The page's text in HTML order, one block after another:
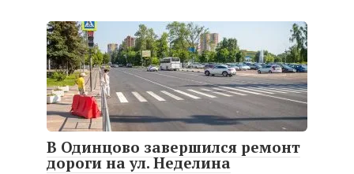
В Одинцово завершился ремонт
дороги на ул. Неделина